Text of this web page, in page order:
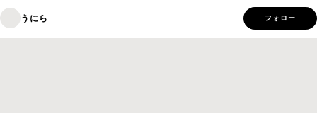
うにら フォロー